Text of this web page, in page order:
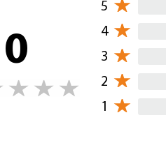
0
5
4
3
2
1